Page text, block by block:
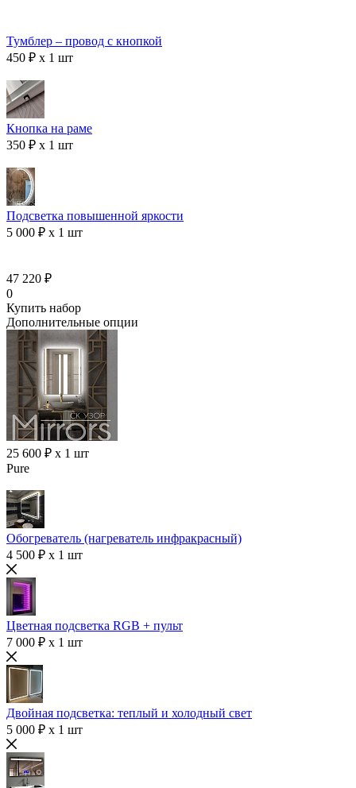
Тумблер – провод с кнопкой
450 ₽ x 1 шт
Кнопка на раме
350 ₽ x 1 шт
Подсветка повышенной яркости
5 000 ₽ x 1 шт
47 220 ₽
0
Купить набор
Дополнительные опции
25 600 ₽ x 1 шт
Pure
Обогреватель (нагреватель инфракрасный)
4 500 ₽ x 1 шт
Цветная подсветка RGB + пульт
7 000 ₽ x 1 шт
Двойная подсветка: теплый и холодный свет
5 000 ₽ x 1 шт